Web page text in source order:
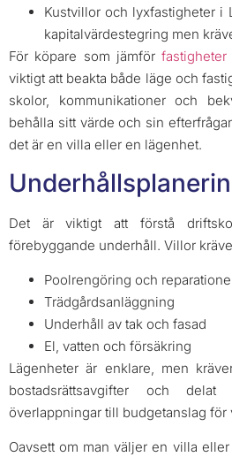
Kustvillor och lyxfastigheter i
kapitalvärdestegring men
För köpare som jämförfastigheter
viktigt att beakta både läge och
skolor, kommunikationer och
behålla sitt värde och sin
det är en villa eller en lägenhet.
Det är viktigt att förstå
förebyggande underhåll. Villor
Poolrengöring och
Trädgårdsanläggning
Underhåll av tak och fasad
El, vatten och försäkring
Lägenheter är enklare, men
bostadsrättsavgifter och delat
överlappningar till budgetanslag för
Oavsett om man väljer en villa